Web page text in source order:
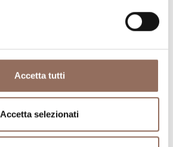
Accetta tutti
Accetta selezionati